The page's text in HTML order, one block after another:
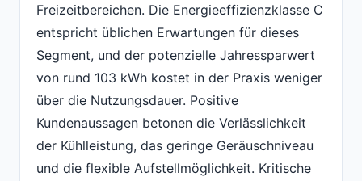
Freizeitbereichen. Die Energieeffizienzklasse C
entspricht üblichen Erwartungen für dieses
Segment, und der potenzielle Jahressparwert
von rund 103 kWh kostet in der Praxis weniger
über die Nutzungsdauer. Positive
Kundenaussagen betonen die Verlässlichkeit
der Kühlleistung, das geringe Geräuschniveau
und die flexible Aufstellmöglichkeit. Kritische